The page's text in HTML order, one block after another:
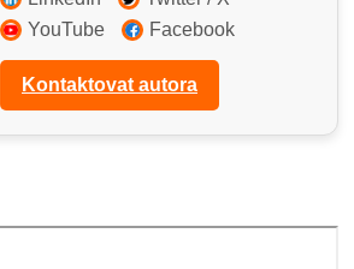
YouTube
Facebook
Kontaktovat autora